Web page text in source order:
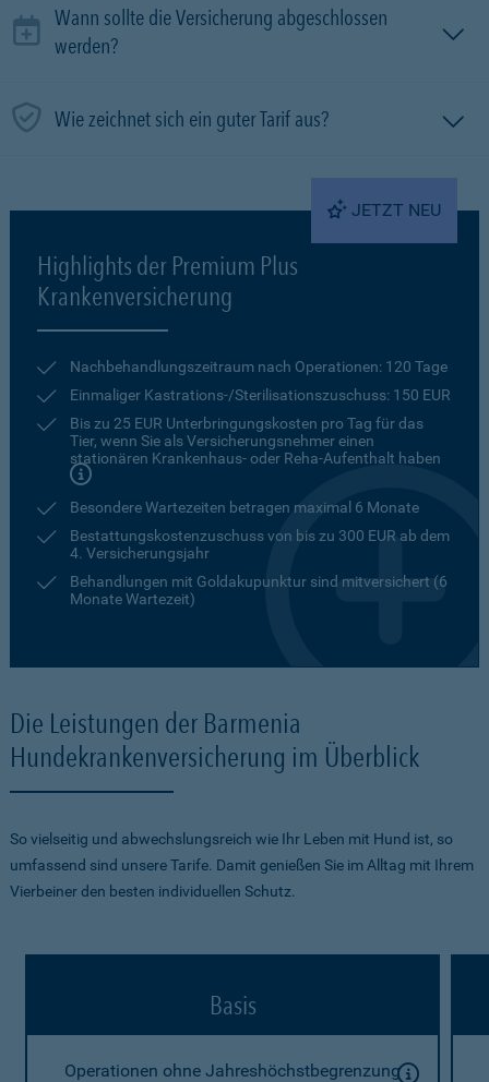
Wann sollte die Versicherung abgeschlossen
werden?
Wie zeichnet sich ein guter Tarif aus?
JETZT NEU
Highlights der Premium Plus
Krankenversicherung
Nachbehandlungszeitraum nach Operationen: 120 Tage
Einmaliger Kastrations-/Sterilisationszuschuss: 150 EUR
Bis zu 25 EUR Unterbringungskosten pro Tag für das
Tier, wenn Sie als Versicherungsnehmer einen
stationären Krankenhaus- oder Reha-Aufenthalt haben
Besondere Wartezeiten betragen maximal 6 Monate
Bestattungskostenzuschuss von bis zu 300 EUR ab dem
4. Versicherungsjahr
Behandlungen mit Goldakupunktur sind mitversichert (6
Monate Wartezeit)
Die Leistungen der Barmenia
Hundekrankenversicherung im Überblick
So vielseitig und abwechslungsreich wie Ihr Leben mit Hund ist, so
umfassend sind unsere Tarife. Damit genießen Sie im Alltag mit Ihrem
Vierbeiner den besten individuellen Schutz.
Basis
Operationen ohne Jahreshöchstbegrenzung